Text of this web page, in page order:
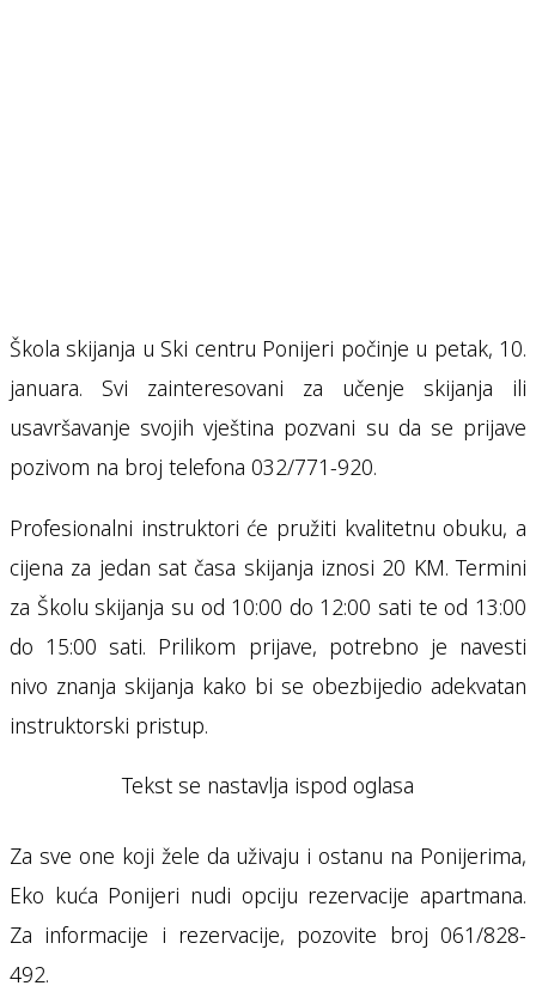
Škola skijanja u Ski centru Ponijeri počinje u petak, 10.
januara. Svi zainteresovani za učenje skijanja ili
usavršavanje svojih vještina pozvani su da se prijave
pozivom na broj telefona 032/771-920.
Profesionalni instruktori će pružiti kvalitetnu obuku, a
cijena za jedan sat časa skijanja iznosi 20 KM. Termini
za Školu skijanja su od 10:00 do 12:00 sati te od 13:00
do 15:00 sati. Prilikom prijave, potrebno je navesti
nivo znanja skijanja kako bi se obezbijedio adekvatan
instruktorski pristup.
Tekst se nastavlja ispod oglasa
Za sve one koji žele da uživaju i ostanu na Ponijerima,
Eko kuća Ponijeri nudi opciju rezervacije apartmana.
Za informacije i rezervacije, pozovite broj 061/828-
492.